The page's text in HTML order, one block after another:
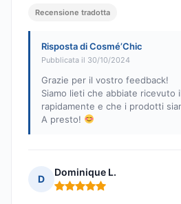
Recensione tradotta
Risposta di Cosmé’Chic
Pubblicata il 30/10/2024
Grazie per il vostro feedback!
Siamo lieti che abbiate ricevuto
rapidamente e che i prodotti
A presto!
D
Dominique L.
Nota: 5 su 5